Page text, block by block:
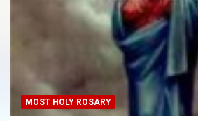
MOST HOLY ROSARY